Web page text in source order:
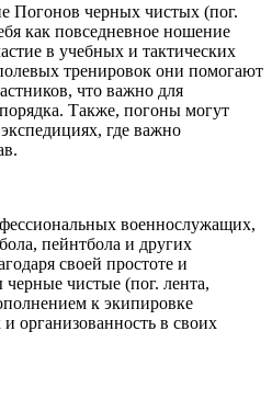
Погонов черных чистых (пог.
как повседневное ношение
в учебных и тактических
тренировок они помогают
что важно для
Также, погоны могут
где важно
военнослужащих,
пейнтбола и других
своей простоте и
чистые (пог. лента,
к экипировке
организованность в своих